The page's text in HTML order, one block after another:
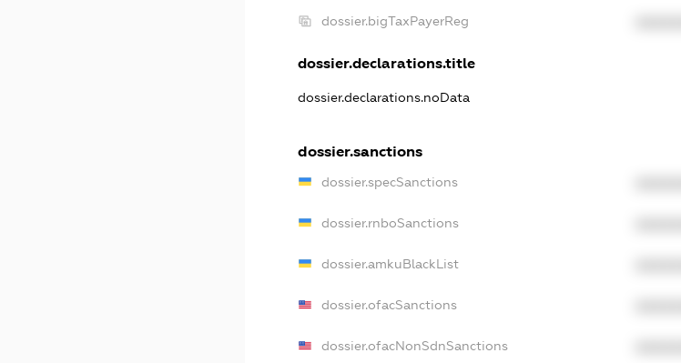
dossier.bigTaxPayerReg
dossier.declarations.title
dossier.declarations.noData
dossier.sanctions
dossier.specSanctions
dossier.rnboSanctions
dossier.amkuBlackList
dossier.ofacSanctions
dossier.ofacNonSdnSanctions